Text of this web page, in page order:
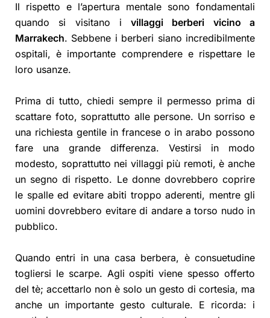
Il rispetto e l’apertura mentale sono fondamentali
quando si visitano ivillaggi berberi vicino a
Marrakech. Sebbene i berberi siano incredibilmente
ospitali, è importante comprendere e rispettare le
loro usanze.
Prima di tutto, chiedi sempre il permesso prima di
scattare foto, soprattutto alle persone. Un sorriso e
una richiesta gentile in francese o in arabo possono
fare una grande differenza. Vestirsi in modo
modesto, soprattutto nei villaggi più remoti, è anche
un segno di rispetto. Le donne dovrebbero coprire
le spalle ed evitare abiti troppo aderenti, mentre gli
uomini dovrebbero evitare di andare a torso nudo in
pubblico.
Quando entri in una casa berbera, è consuetudine
togliersi le scarpe. Agli ospiti viene spesso offerto
del tè; accettarlo non è solo un gesto di cortesia, ma
anche un importante gesto culturale. E ricorda: i